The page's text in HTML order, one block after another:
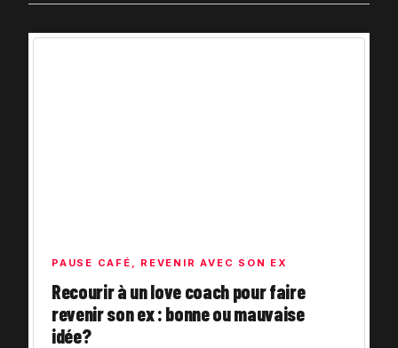
PAUSE CAFÉ , REVENIR AVEC SON EX
Recourir à un love coach pour faire
revenir son ex : bonne ou mauvaise
idée?